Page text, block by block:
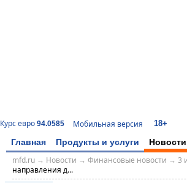
Курс евро 94.0585 Мобильная версия 18+
Главная Продукты и услуги Новости
mfd.ru→ Новости → Финансовые новости → 3
направления д...